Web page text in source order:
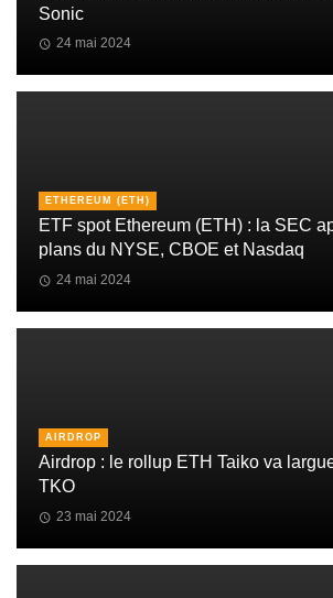
Sonic
24 mai 2024
ETHEREUM (ETH)
ETF spot Ethereum (ETH) : la SEC
plans du NYSE, CBOE et Nasdaq
24 mai 2024
AIRDROP
Airdrop : le rollup ETH Taiko va
TKO
23 mai 2024